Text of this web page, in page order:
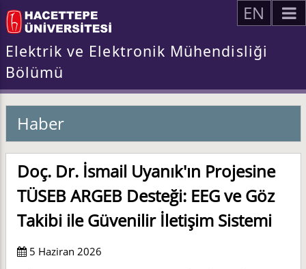
EN
Elektrik ve Elektronik Mühendisliği
Bölümü
Haber
Doç. Dr. İsmail Uyanık'ın Projesine
TÜSEB ARGEB Desteği: EEG ve Göz
Takibi ile Güvenilir İletişim Sistemi
5 Haziran 2026